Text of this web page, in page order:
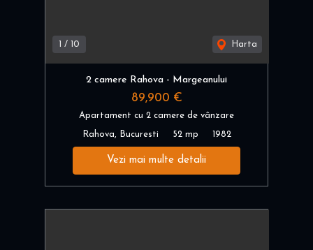
/ 10 Harta
2 camere Rahova - Margeanului
89,900 €
Apartament cu 2 camere de vânzare
Rahova, Bucuresti 52 mp 1982
Vezi mai multe detalii